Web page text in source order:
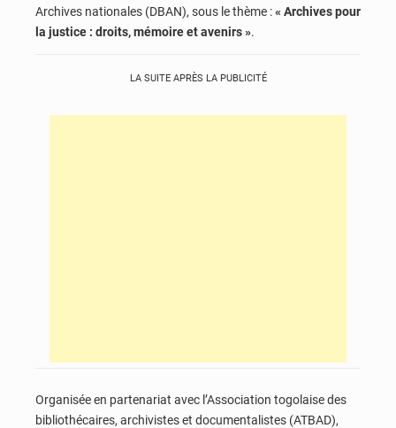
Archives nationales (DBAN), sous le thème :« Archives pour
la justice : droits, mémoire et avenirs ».
LA SUITE APRÈS LA PUBLICITÉ
Organisée en partenariat avec l’Association togolaise des
bibliothécaires, archivistes et documentalistes (ATBAD),